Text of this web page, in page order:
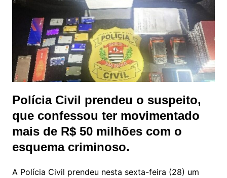
Polícia Civil prendeu o suspeito,
que confessou ter movimentado
mais de R$ 50 milhões com o
esquema criminoso.
A Polícia Civil prendeu nesta sexta-feira (28) um